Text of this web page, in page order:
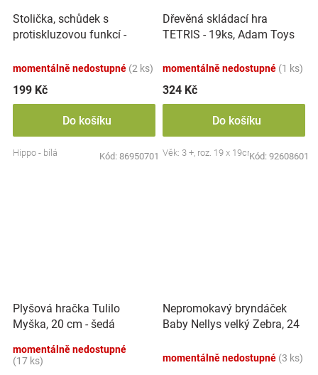
Stolička, schůdek s
protiskluzovou funkcí -
momentálně nedostupné (2 ks)
199 Kč
Do košíku
Hippo - bílá Kód: 86950701
Dřevěná skládací hra
TETRIS - 19ks, Adam Toys
momentálně nedostupné (1 ks)
324 Kč
Do košíku
Věk: 3 +, roz. 19 x 19cmKód: 92608601
Plyšová hračka Tulilo
Myška, 20 cm - šedá
momentálně nedostupné
(17 ks)
Nepromokavý bryndáček
Baby Nellys velký Zebra, 24
momentálně nedostupné (3 ks)